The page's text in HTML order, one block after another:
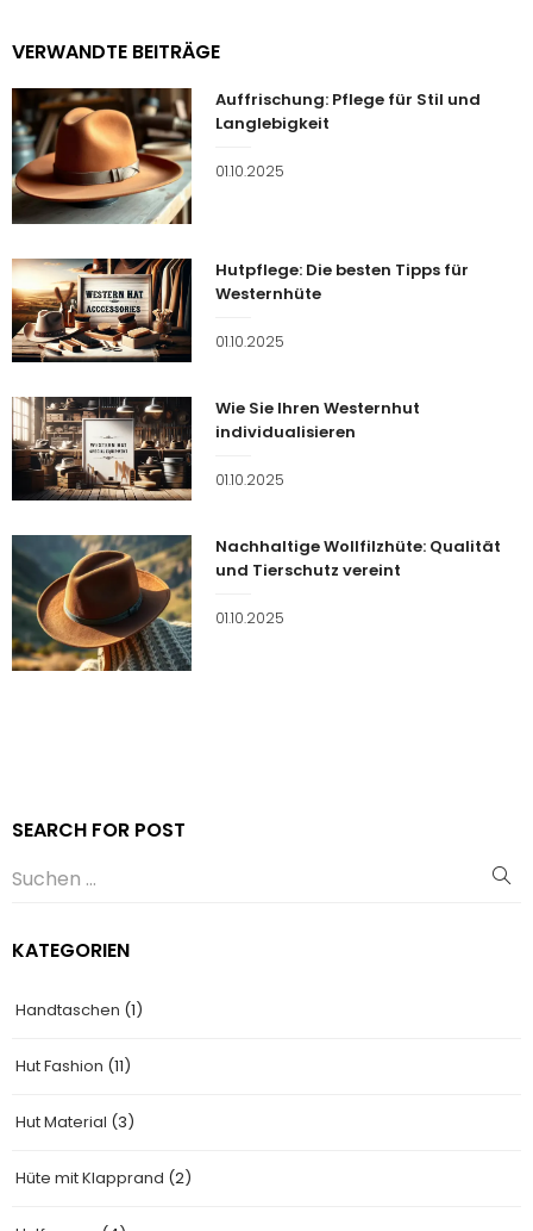
VERWANDTE BEITRÄGE
Auffrischung: Pflege für Stil und
Langlebigkeit
Veröffentlicht
01.10.2025
Hutpflege: Die besten Tipps für
Westernhüte
Veröffentlicht
01.10.2025
Wie Sie Ihren Westernhut
individualisieren
Veröffentlicht
01.10.2025
Nachhaltige Wollfilzhüte: Qualität
und Tierschutz vereint
Veröffentlicht
01.10.2025
SEARCH FOR POST
KATEGORIEN
Handtaschen (1)
Hut Fashion (11)
Hut Material (3)
Hüte mit Klapprand (2)